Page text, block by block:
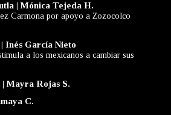
| Mónica Tejeda H.
Carmona por apoyo a Zozocolco
Inés García Nieto
a los mexicanos a cambiar sus
Mayra Rojas S.
C.